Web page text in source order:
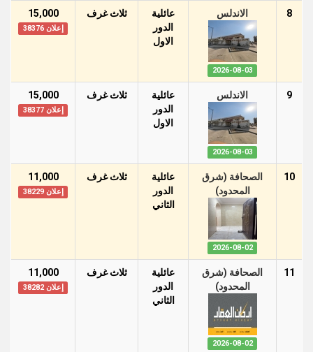
8 الاندلس
2026-08-03
عائلية
الدور
اﻻول
ثلاث غرف 15,000
إعلان 38376
9 الاندلس
2026-08-03
عائلية
الدور
اﻻول
ثلاث غرف 15,000
إعلان 38377
10
الصحافة (شرق
المحدود)
2026-08-02
عائلية
الدور
الثاني
ثلاث غرف 11,000
إعلان 38229
11
الصحافة (شرق
المحدود)
2026-08-02
عائلية
الدور
الثاني
ثلاث غرف 11,000
إعلان 38282